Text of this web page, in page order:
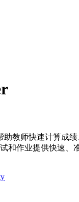
助教师快速计算成
和作业提供快速、